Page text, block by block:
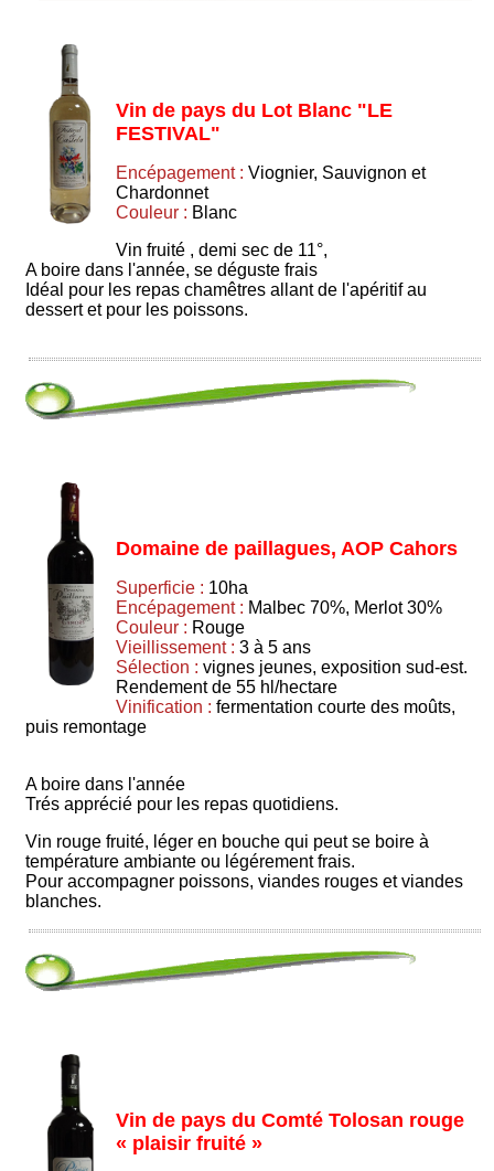
Vin de pays du Lot Blanc "LE
FESTIVAL"
Encépagement : Viognier, Sauvignon et
Chardonnet
Couleur : Blanc
Vin fruité , demi sec de 11°,
A boire dans l'année, se déguste frais
Idéal pour les repas chamêtres allant de l'apéritif au
dessert et pour les poissons.
Domaine de paillagues, AOP Cahors
Superficie : 10ha
Encépagement : Malbec 70%, Merlot 30%
Couleur : Rouge
Vieillissement : 3 à 5 ans
Sélection : vignes jeunes, exposition sud-est.
Rendement de 55 hl/hectare
Vinification : fermentation courte des moûts,
puis remontage
A boire dans l'année
Trés apprécié pour les repas quotidiens.
Vin rouge fruité, léger en bouche qui peut se boire à
température ambiante ou légérement frais.
Pour accompagner poissons, viandes rouges et viandes
blanches.
Vin de pays du Comté Tolosan rouge
« plaisir fruité »